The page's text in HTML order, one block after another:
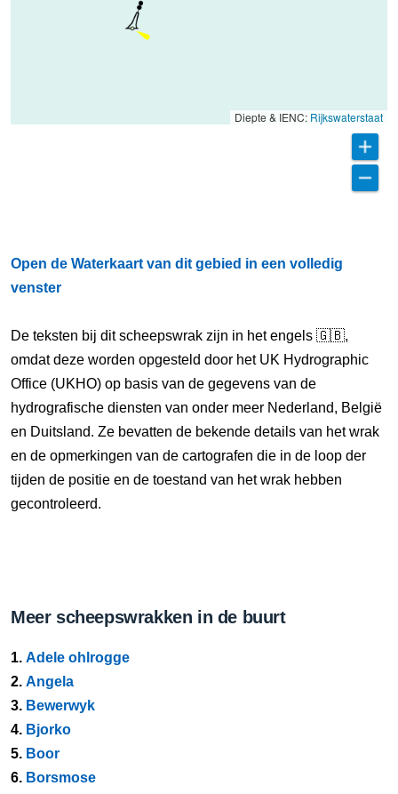
Diepte & IENC: Rijkswaterstaat
Open de Waterkaart van dit gebied in een volledig
venster
De teksten bij dit scheepswrak zijn in het engels 🇬🇧,
omdat deze worden opgesteld door het UK Hydrographic
Office (UKHO) op basis van de gegevens van de
hydrografische diensten van onder meer Nederland, België
en Duitsland. Ze bevatten de bekende details van het wrak
en de opmerkingen van de cartografen die in de loop der
tijden de positie en de toestand van het wrak hebben
gecontroleerd.
Meer scheepswrakken in de buurt
1. Adele ohlrogge
2. Angela
3. Bewerwyk
4. Bjorko
5. Boor
6. Borsmose